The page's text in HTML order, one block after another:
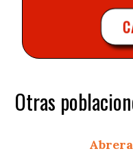
Otras
Abrera